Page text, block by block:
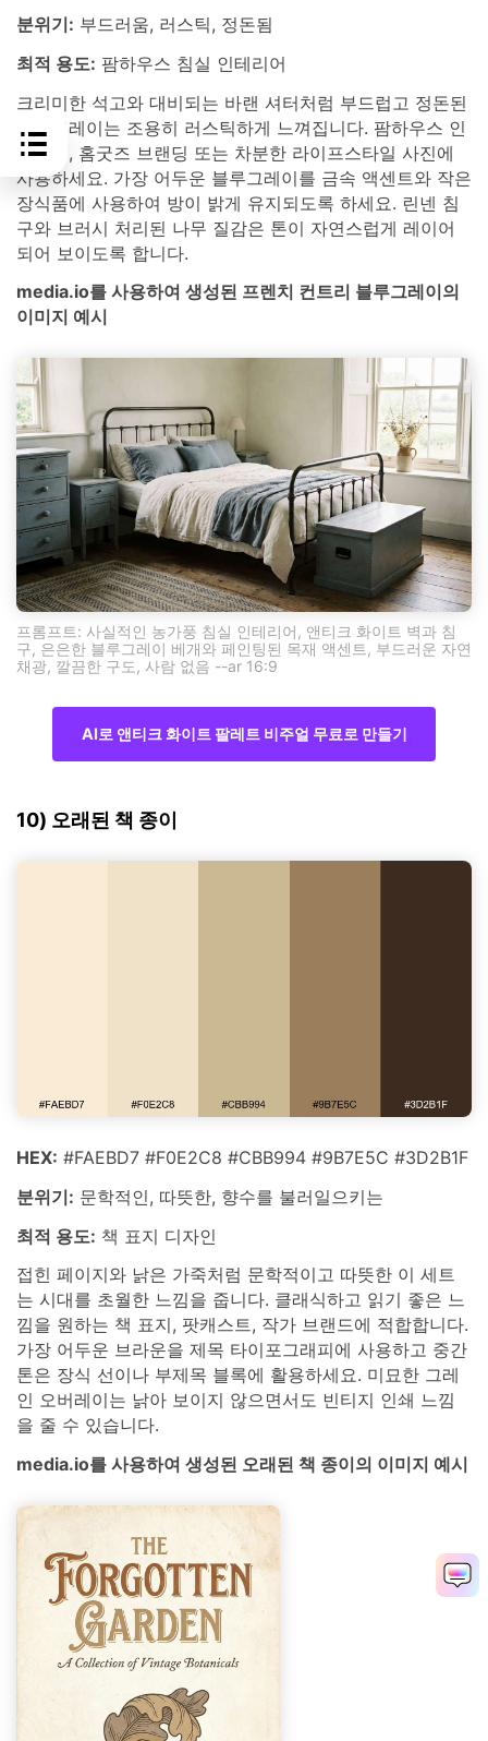
분위기: 부드러움, 러스틱, 정돈됨
최적 용도: 팜하우스 침실 인테리어
크리미한 석고와 대비되는 바랜 셔터처럼 부드럽고 정돈된
블루그레이는 조용히 러스틱하게 느껴집니다. 팜하우스 인
테리어, 홈굿즈 브랜딩 또는 차분한 라이프스타일 사진에
사용하세요. 가장 어두운 블루그레이를 금속 액센트와 작은
장식품에 사용하여 방이 밝게 유지되도록 하세요. 린넨 침
구와 브러시 처리된 나무 질감은 톤이 자연스럽게 레이어
되어 보이도록 합니다.
media.io를 사용하여 생성된 프렌치 컨트리 블루그레이의
이미지 예시
프롬프트: 사실적인 농가풍 침실 인테리어, 앤티크 화이트 벽과 침
구, 은은한 블루그레이 베개와 페인팅된 목재 액센트, 부드러운 자연
채광, 깔끔한 구도, 사람 없음 --ar 16:9
AI로 앤티크 화이트 팔레트 비주얼 무료로 만들기
10) 오래된 책 종이
HEX: #FAEBD7 #F0E2C8 #CBB994 #9B7E5C #3D2B1F
분위기: 문학적인, 따뜻한, 향수를 불러일으키는
최적 용도: 책 표지 디자인
접힌 페이지와 낡은 가죽처럼 문학적이고 따뜻한 이 세트
는 시대를 초월한 느낌을 줍니다. 클래식하고 읽기 좋은 느
낌을 원하는 책 표지, 팟캐스트, 작가 브랜드에 적합합니다.
가장 어두운 브라운을 제목 타이포그래피에 사용하고 중간
톤은 장식 선이나 부제목 블록에 활용하세요. 미묘한 그레
인 오버레이는 낡아 보이지 않으면서도 빈티지 인쇄 느낌
을 줄 수 있습니다.
media.io를 사용하여 생성된 오래된 책 종이의 이미지 예시